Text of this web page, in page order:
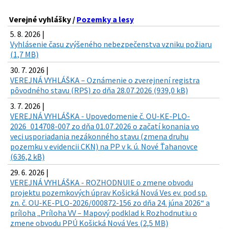
Verejné vyhlášky / Pozemky a lesy
5. 8. 2026 |
Vyhlásenie času zvýšeného nebezpečenstva vzniku požiaru
(1,7 MB)
30. 7. 2026 |
VEREJNÁ VYHLÁŠKA – Oznámenie o zverejnení registra
pôvodného stavu (RPS) zo dňa 28.07.2026 (939,0 kB)
3. 7. 2026 |
VEREJNÁ VYHLÁŠKA - Upovedomenie č. OU-KE-PLO-
2026_014708-007 zo dňa 01.07.2026 o začatí konania vo
veci usporiadania nezákonného stavu (zmena druhu
pozemku v evidencii CKN) na PP v k. ú. Nové Ťahanovce
(636,2 kB)
29. 6. 2026 |
VEREJNÁ VYHLÁŠKA - ROZHODNUIE o zmene obvodu
projektu pozemkových úprav Košická Nová Ves ev. pod sp.
zn. č. OU-KE-PLO-2026/000872-156 zo dňa 24. júna 2026“ a
príloha „Príloha VV – Mapový podklad k Rozhodnutiu o
zmene obvodu PPÚ Košická Nová Ves (2,5 MB)